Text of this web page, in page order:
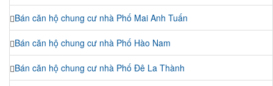
Bán căn hộ chung cư nhà Phố Mai Anh Tuấn
Bán căn hộ chung cư nhà Phố Hào Nam
Bán căn hộ chung cư nhà Phố Đê La Thành